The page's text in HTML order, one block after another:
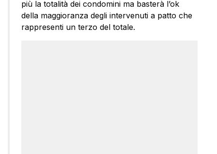
più la totalità dei condomini ma basterà l’ok
della maggioranza degli intervenuti a patto che
rappresenti un terzo del totale.